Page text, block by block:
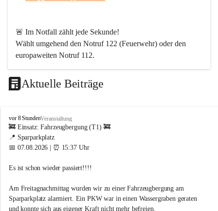
🚨 Im Notfall zählt jede Sekunde!
Wählt umgehend den Notruf 122 (Feuerwehr) oder den
europaweiten Notruf 112.
Werde Teil unserer Feuerwehr!
mit Sinn suchst – abwechslungsreich, spannend und aus
jeder Perspektive lehrreich – dann bist Du bei uns genau
richtig. Langeweile gibt es bei uns nicht!
dort an, wo andere erst Angebote schreiben. Dafür brauchen
wir engagierte Menschen aus allen Berufsgruppen.
Wen wir suchen
Aktuelle Beiträge
F
r
e
i
l
i
g
e
vor 8 StundenVeranstaltung
🚒 Einsatz: Fahrzeugbergung (T1) 🚒
📍 Sparparkplatz
📅 07.08.2026 | ⏰ 15:37 Uhr
Es ist schon wieder passiert!!!!
Am Freitagnachmittag wurden wir zu einer Fahrzeugbergung am
Sparparkplatz alarmiert. Ein PKW war in einen Wassergraben geraten
und konnte sich aus eigener Kraft nicht mehr befreien.